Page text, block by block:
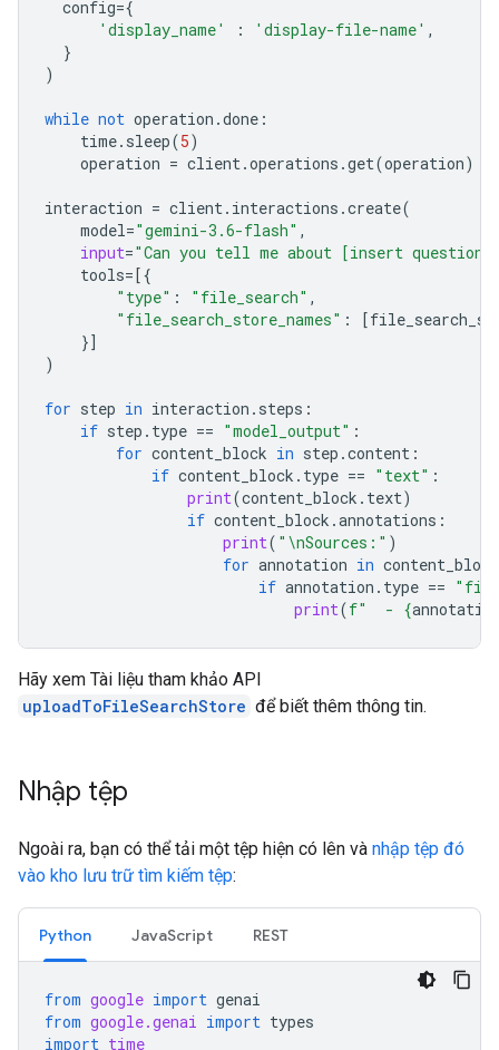
config={
'display_name'
: 'display-file-name' ,
}
)
while not operation .done :
time. sleep(5)
operation = client.operations .get(operation)
interaction = client. interactions .create(
model="gemini-3.6-flash" ,
input="Can you tell me about [insert
tools=[{
"type" : "file_search" ,
"file_search_store_names" : [
}]
)
for step in interaction . steps :
if step . type == "model_output" :
for content_block in step .content :
if content_block . type == "text" :
print(content_block . text)
if content_block .annotations :
print( " \nSources:" )
for annotation in content_block
if annotation . type ==
print(f"  - {
Hãy xem Tài liệu tham khảo API
uploadToFileSearchStore để biết thêm thông tin.
Nhập tệp
Ngoài ra, bạn có thể tải một tệp hiện có lên và nhập tệp đó
vào kho lưu trữ tìm kiếm tệp:
Python JavaScript REST
from google import genai
from google.genai import types
import time